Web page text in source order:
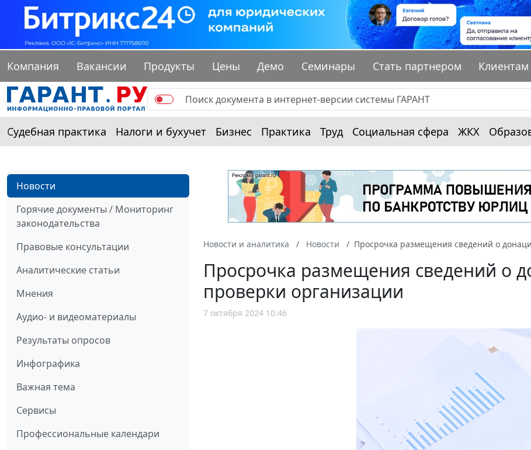
Компания Вакансии Продукты Цены Демо Семинары Стать партнером Клиентам
Судебная практика Налоги и бухучет Бизнес Практика Труд Социальная сфера ЖКХ
Новости
Горячие документы / Мониторинг
законодательства
Правовые консультации
Аналитические статьи
Мнения
Аудио- и видеоматериалы
Результаты опросов
Инфографика
Важная тема
Сервисы
Профессиональные календари
Новости и аналитика Новости Просрочка размещения сведений о
Просрочка размещения сведений о
проверки организации
7 октября 2024 10:46